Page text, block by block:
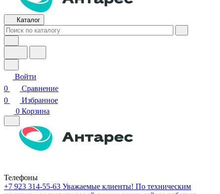
Каталог
Войти
0
Сравнение
0
Избранное
0 Корзина
Телефоны
+7 923 314-55-63 Уважаемые клиенты! По техническим